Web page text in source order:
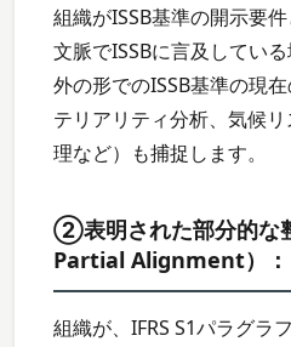
組織がISSB基準の開示要
文脈でISSBに言及してい
外の形でのISSB基準の現
テリアリティ分析、気候
理など）も捕捉します。
②表明された部分的な
Partial Alignment）：
組織が、IFRS S1パラグラ